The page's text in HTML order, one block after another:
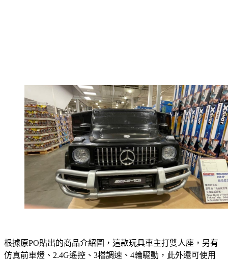
根據原PO貼出的商品介紹圖，這款玩具車主打雙人座，另有